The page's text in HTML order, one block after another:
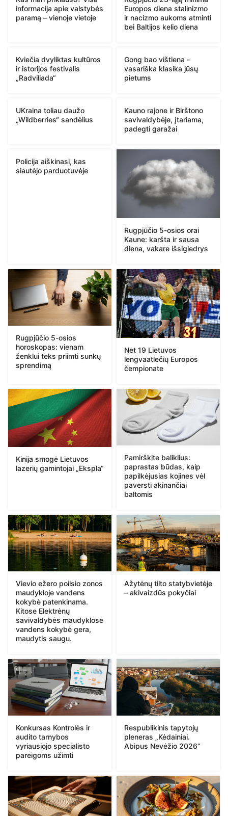
informacija apie valstybės
paramą – vienoje vietoje
Europos diena stalinizmo
ir nacizmo aukoms atminti
bei Baltijos kelio diena
Kviečia dvyliktas kultūros
ir istorijos festivalis
„Radviliada“
Gong bao vištiena –
vasariška klasika jūsų
pietums
UKraina toliau daužo
„Wildberries“ sandėlius
Kauno rajone ir Birštono
savivaldybėje, įtariama,
padegti garažai
Policija aiškinasi, kas
siautėjo parduotuvėje
Rugpjūčio 5-osios orai
Kaune: karšta ir sausa
diena, vakare išsigiedrys
Rugpjūčio 5-osios
horoskopas: vienam
ženklui teks priimti sunkų
sprendimą
Net 19 Lietuvos
lengvaatlečių Europos
čempionate
Kinija smogė Lietuvos
lazerių gamintojai „Ekspla“
Pamirškite baliklius:
paprastas būdas, kaip
papilkėjusias kojines vėl
paversti akinančiai
baltomis
Vievio ežero poilsio zonos
maudykloje vandens
kokybė patenkinama.
Kitose Elektrėnų
savivaldybės maudyklose
vandens kokybė gera,
maudytis saugu.
Ažytėnų tilto statybvietėje
– akivaizdūs pokyčiai
Konkursas Kontrolės ir
audito tarnybos
vyriausiojo specialisto
pareigoms užimti
Respublikinis tapytojų
pleneras „Kėdainiai.
Abipus Nevėžio 2026“